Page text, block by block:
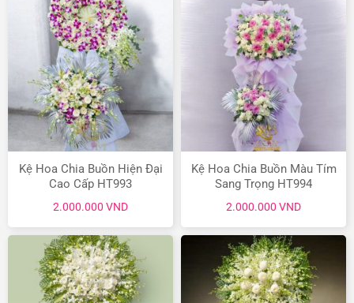
Kệ Hoa Chia Buồn Hiện Đại
Cao Cấp HT993
2.000.000 VND
Kệ Hoa Chia Buồn Màu Tím
Sang Trọng HT994
2.000.000 VND